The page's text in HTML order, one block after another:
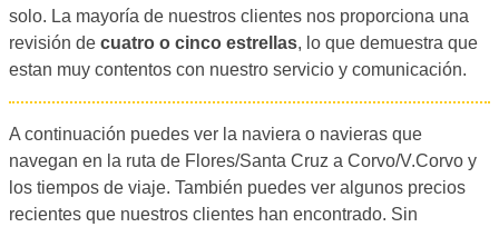
solo. La mayoría de nuestros clientes nos proporciona una
revisión de cuatro o cinco estrellas, lo que demuestra que
estan muy contentos con nuestro servicio y comunicación.
A continuación puedes ver la naviera o navieras que
navegan en la ruta de Flores/Santa Cruz a Corvo/V.Corvo y
los tiempos de viaje. También puedes ver algunos precios
recientes que nuestros clientes han encontrado. Sin